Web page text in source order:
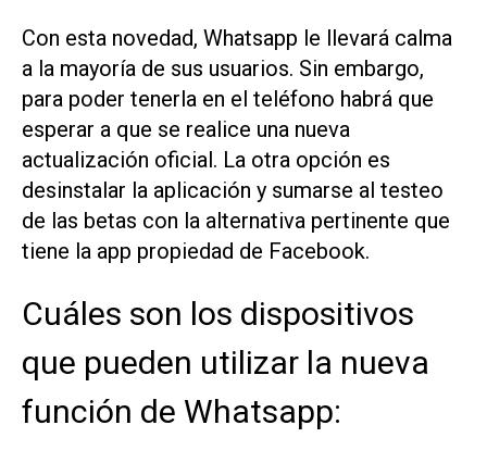
Con esta novedad, Whatsapp le llevará calma
a la mayoría de sus usuarios. Sin embargo,
para poder tenerla en el teléfono habrá que
esperar a que se realice una nueva
actualización oficial. La otra opción es
desinstalar la aplicación y sumarse al testeo
de las betas con la alternativa pertinente que
tiene la app propiedad de Facebook.
Cuáles son los dispositivos
que pueden utilizar la nueva
función de Whatsapp: